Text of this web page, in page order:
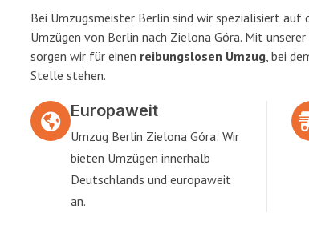
Bei Umzugsmeister Berlin sind wir spezialisiert auf
Umzügen von Berlin nach Zielona Góra. Mit
sorgen wir für einen reibungslosen Umzug, bei
Stelle stehen.
Europaweit
Umzug Berlin Zielona Góra: Wir
bieten Umzügen innerhalb
Deutschlands und europaweit
an.